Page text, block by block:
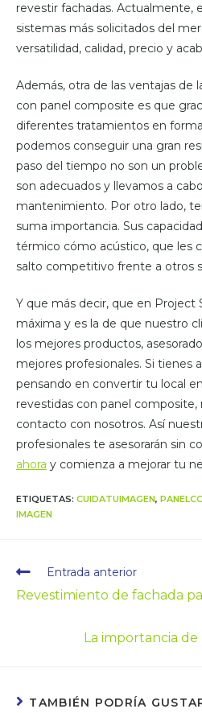
revestir fachadas. Actualmente,
sistemas más solicitados del
versatilidad, calidad, precio y
Además, otra de las ventajas de
con panel composite es que
diferentes tratamientos en
podemos conseguir una gran
paso del tiempo no son un
son adecuados y llevamos a
mantenimiento. Por otro lado,
suma importancia. Sus
térmico cómo acústico, que les
salto competitivo frente a otros
Y que más decir, que en Project
máxima y es la de que nuestro
los mejores productos,
mejores profesionales. Si tienes
pensando en convertir tu local
revestidas con panel
contacto con nosotros. Así
profesionales te asesorarán sin
ahora y comienza a mejorar tu
ETIQUETAS: CUIDATUIMAGEN,
IMAGEN
Entrada anterior
Revestimiento de fachada
La importancia
TAMBIÉN PODRÍA